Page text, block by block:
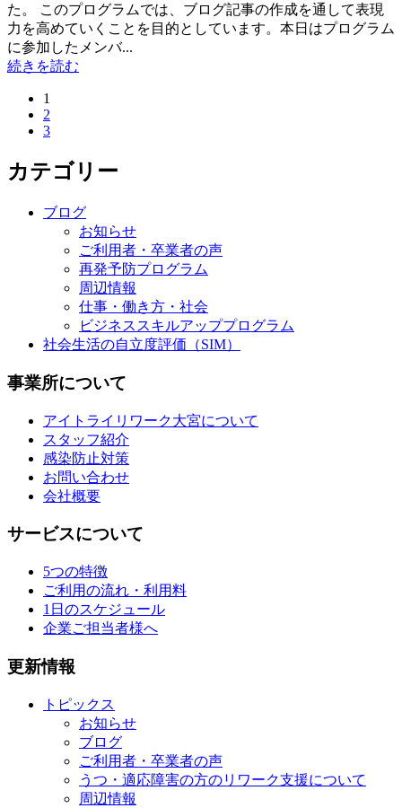
た。 このプログラムでは、ブログ記事の作成を通して表現
力を高めていくことを目的としています。本日はプログラム
に参加したメンバ...
続きを読む
1
2
3
カテゴリー
ブログ
お知らせ
ご利用者・卒業者の声
再発予防プログラム
周辺情報
仕事・働き方・社会
ビジネススキルアッププログラム
社会生活の自立度評価（SIM）
事業所について
アイトライリワーク大宮について
スタッフ紹介
感染防止対策
お問い合わせ
会社概要
サービスについて
5つの特徴
ご利用の流れ・利用料
1日のスケジュール
企業ご担当者様へ
更新情報
トピックス
お知らせ
ブログ
ご利用者・卒業者の声
うつ・適応障害の方のリワーク支援について
周辺情報